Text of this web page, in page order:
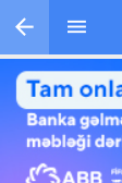
Skip to main